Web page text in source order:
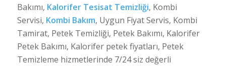
Bakımı, Kalorifer Tesisat Temizliği, Kombi
Servisi, Kombi Bakım, Uygun Fiyat Servis, Kombi
Tamirat, Petek Temizliği, Petek Bakımı, Kalorifer
Petek Bakımı, Kalorifer petek fiyatları, Petek
Temizleme hizmetlerinde 7/24 siz değerli